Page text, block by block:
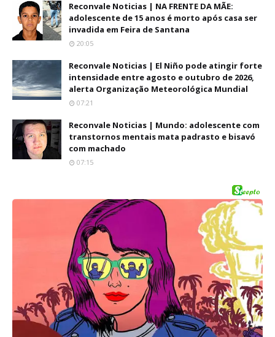
Reconvale Noticias | NA FRENTE DA MÃE:
adolescente de 15 anos é morto após casa ser
invadida em Feira de Santana
20:05
Reconvale Noticias | El Niño pode atingir forte
intensidade entre agosto e outubro de 2026,
alerta Organização Meteorológica Mundial
07:21
Reconvale Noticias | Mundo: adolescente com
transtornos mentais mata padrasto e bisavó
com machado
07:15